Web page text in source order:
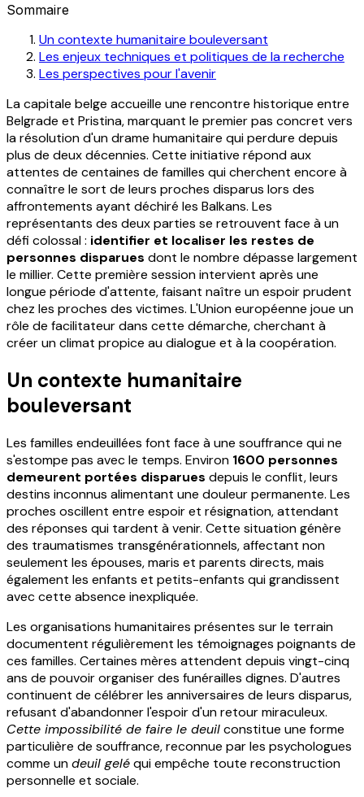
Sommaire
Un contexte humanitaire bouleversant
Les enjeux techniques et politiques de la recherche
Les perspectives pour l'avenir
La capitale belge accueille une rencontre historique entre
Belgrade et Pristina, marquant le premier pas concret vers
la résolution d'un drame humanitaire qui perdure depuis
plus de deux décennies. Cette initiative répond aux
attentes de centaines de familles qui cherchent encore à
connaître le sort de leurs proches disparus lors des
affrontements ayant déchiré les Balkans. Les
représentants des deux parties se retrouvent face à un
défi colossal : identifier et localiser les restes de
personnes disparues dont le nombre dépasse largement
le millier. Cette première session intervient après une
longue période d'attente, faisant naître un espoir prudent
chez les proches des victimes. L'Union européenne joue un
rôle de facilitateur dans cette démarche, cherchant à
créer un climat propice au dialogue et à la coopération.
Un contexte humanitaire
bouleversant
Les familles endeuillées font face à une souffrance qui ne
s'estompe pas avec le temps. Environ 1600 personnes
demeurent portées disparues depuis le conflit, leurs
destins inconnus alimentant une douleur permanente. Les
proches oscillent entre espoir et résignation, attendant
des réponses qui tardent à venir. Cette situation génère
des traumatismes transgénérationnels, affectant non
seulement les épouses, maris et parents directs, mais
également les enfants et petits-enfants qui grandissent
avec cette absence inexpliquée.
Les organisations humanitaires présentes sur le terrain
documentent régulièrement les témoignages poignants de
ces familles. Certaines mères attendent depuis vingt-cinq
ans de pouvoir organiser des funérailles dignes. D'autres
continuent de célébrer les anniversaires de leurs disparus,
refusant d'abandonner l'espoir d'un retour miraculeux.
Cette impossibilité de faire le deuilconstitue une forme
particulière de souffrance, reconnue par les psychologues
comme undeuil geléqui empêche toute reconstruction
personnelle et sociale.